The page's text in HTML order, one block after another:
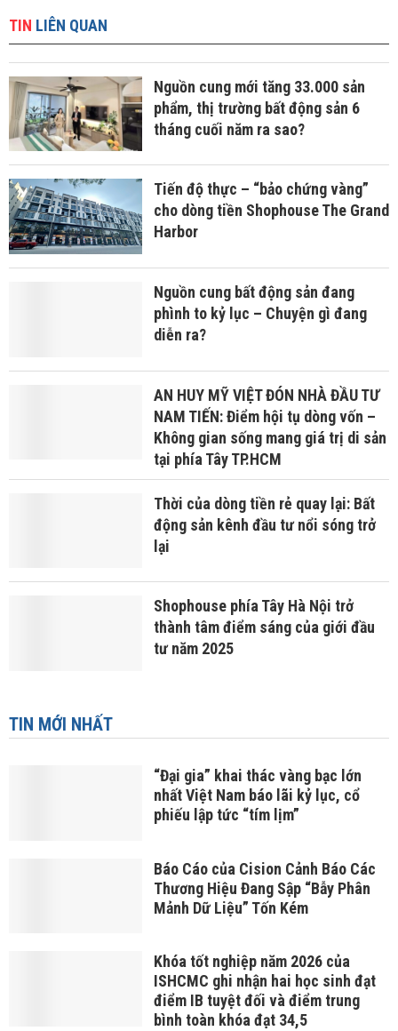
TIN LIÊN QUAN
Nguồn cung mới tăng 33.000 sản
phẩm, thị trường bất động sản 6
tháng cuối năm ra sao?
Tiến độ thực – “bảo chứng vàng”
cho dòng tiền Shophouse The Grand
Harbor
Nguồn cung bất động sản đang
phình to kỷ lục – Chuyện gì đang
diễn ra?
AN HUY MỸ VIỆT ĐÓN NHÀ ĐẦU TƯ
NAM TIẾN: Điểm hội tụ dòng vốn –
Không gian sống mang giá trị di sản
tại phía Tây TP.HCM
Thời của dòng tiền rẻ quay lại: Bất
động sản kênh đầu tư nổi sóng trở
lại
Shophouse phía Tây Hà Nội trở
thành tâm điểm sáng của giới đầu
tư năm 2025
TIN MỚI NHẤT
“Đại gia” khai thác vàng bạc lớn
nhất Việt Nam báo lãi kỷ lục, cổ
phiếu lập tức “tím lịm”
Báo Cáo của Cision Cảnh Báo Các
Thương Hiệu Đang Sập “Bẫy Phân
Mảnh Dữ Liệu” Tốn Kém
Khóa tốt nghiệp năm 2026 của
ISHCMC ghi nhận hai học sinh đạt
điểm IB tuyệt đối và điểm trung
bình toàn khóa đạt 34,5